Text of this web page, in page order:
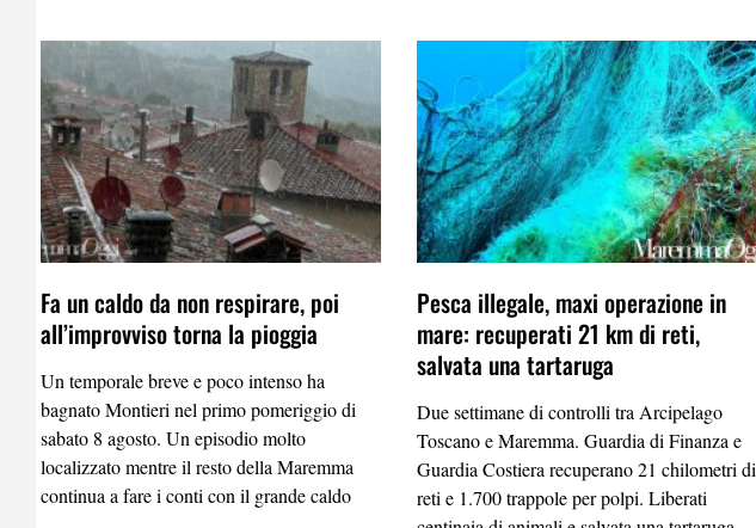
Fa un caldo da non respirare, poi
all’improvviso torna la pioggia
Un temporale breve e poco intenso ha
bagnato Montieri nel primo pomeriggio di
sabato 8 agosto. Un episodio molto
localizzato mentre il resto della Maremma
continua a fare i conti con il grande caldo
Pesca illegale, maxi operazione in
mare: recuperati 21 km di reti,
salvata una tartaruga
Due settimane di controlli tra Arcipelago
Toscano e Maremma. Guardia di Finanza e
Guardia Costiera recuperano 21 chilometri di
reti e 1.700 trappole per polpi. Liberati